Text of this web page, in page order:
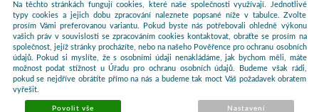
Kontakty a adresy
Essox splátky
Podle zákona o evidenci tržeb je prodávající povinen vystavit kupujícímu
účtenku. Zároveň je povinen zaevidovat přijatou tržbu u správce daně
online; v případě technického výpadku pak nejpozději do 48 hodin.
© 2026 ProKauf Komplex s.r.o. Všechna práva vyhrazena.
systems
pronájem e-shopů
Na těchto stránkách fungují cookies, které naše společnosti využívají. Jednotlivé
typy cookies a jejich dobu zpracování naleznete popsané níže v tabulce. Zvolte
prosím Vámi preferovanou variantu. Pokud byste nás potřebovali ohledně výkonu
vašich práv v souvislosti se zpracováním cookies kontaktovat, obraťte se prosím na
společnost, jejíž stránky procházíte, nebo na našeho Pověřence pro ochranu osobních
údajů. Pokud si myslíte, že s osobními údaji nenakládáme, jak bychom měli, máte
možnost podat stížnost u Úřadu pro ochranu osobních údajů. Budeme však rádi,
pokud se nejdříve obrátíte přímo na nás a budeme tak moct Váš požadavek obratem
vyřešit.
Povolit vše Nastavení